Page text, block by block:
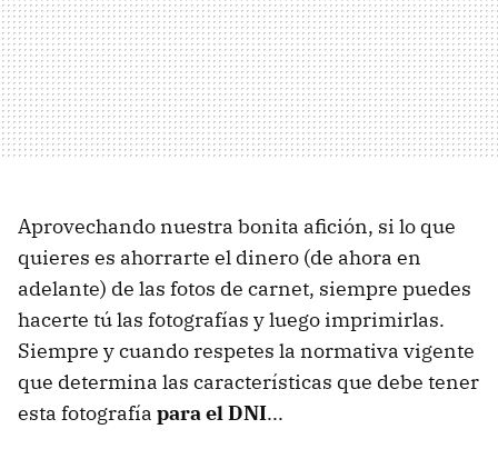
Aprovechando nuestra bonita afición, si lo que
quieres es ahorrarte el dinero (de ahora en
adelante) de las fotos de carnet, siempre puedes
hacerte tú las fotografías y luego imprimirlas.
Siempre y cuando respetes la normativa vigente
que determina las características que debe tener
esta fotografía para el DNI...